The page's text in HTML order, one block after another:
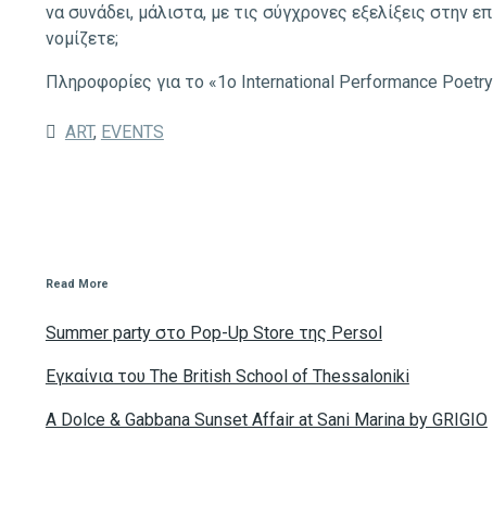
να συνάδει, μάλιστα, με τις σύγχρονες εξελίξεις στην
νομίζετε;
Πληροφορίες για το «1ο International Performance
ART, EVENTS
Read More
Summer party στο Pop-Up Store της Persol
Eγκαίνια του The British School of Thessaloniki
A Dolce & Gabbana Sunset Affair at Sani Marina by GRIGIO